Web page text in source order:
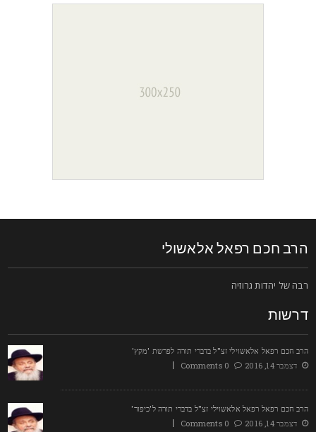
חכם רפאל אלאשולי
של יהדות גרוזיה
חכם רפאל אלאשוילי זצ"ל בדברי תורה לפרשת 'מקץ'
דצמבר 14, 2016
0 Comments
חכם רפאל רפאל אלאשוילי זצ"ל בדברי תורה ל'כיפור'
דצמבר 14, 2016
0 Comments